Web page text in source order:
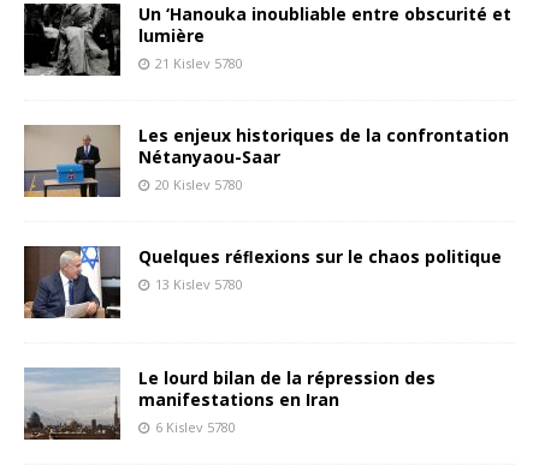
Un ‘Hanouka inoubliable entre obscurité et
lumière
21 Kislev 5780
Les enjeux historiques de la confrontation
Nétanyaou-Saar
20 Kislev 5780
Quelques réﬂexions sur le chaos politique
13 Kislev 5780
Le lourd bilan de la répression des
manifestations en Iran
6 Kislev 5780